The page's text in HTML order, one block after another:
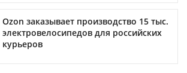
Ozon заказывает производство 15 тыс.
электровелосипедов для российских
курьеров